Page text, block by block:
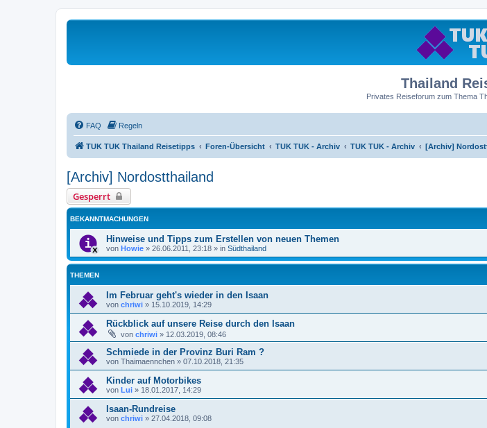
Thailand
Privates Reiseforum zum Thema
FAQ Regeln
TUK TUK Thailand Reisetipps Foren-Übersicht TUK TUK - Archiv TUK TUK - Archiv [Archiv]
[Archiv] Nordostthailand
Gesperrt
BEKANNTMACHUNGEN
Hinweise und Tipps zum Erstellen von neuen Themen
von Howie » 26.06.2011, 23:18 » in Südthailand
THEMEN
Im Februar geht's wieder in den Isaan
von chriwi » 15.10.2019, 14:29
Rückblick auf unsere Reise durch den Isaan
von chriwi » 12.03.2019, 08:46
Schmiede in der Provinz Buri Ram ?
von Thaimaennchen » 07.10.2018, 21:35
Kinder auf Motorbikes
von Lui » 18.01.2017, 14:29
Isaan-Rundreise
von chriwi » 27.04.2018, 09:08